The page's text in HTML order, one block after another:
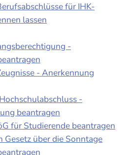
für IHK-
lassen
-
- Anerkennung
-
beantragen
für Studierende beantragen
Gesetz über die Sonntage